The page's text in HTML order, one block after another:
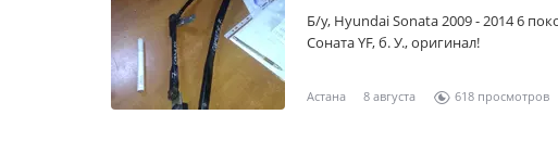
Б/y, Hyundai Sonata 2009 - 2014 6
Соната YF, б. У., оригинал!
Астана 8 августа 618